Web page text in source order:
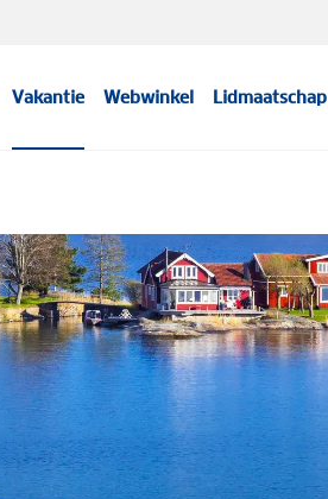
Vakantie Webwinkel Lidmaatschap